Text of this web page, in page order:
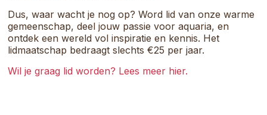
Dus, waar wacht je nog op? Word lid van onze warme
gemeenschap, deel jouw passie voor aquaria, en
ontdek een wereld vol inspiratie en kennis. Het
lidmaatschap bedraagt slechts €25 per jaar.
Wil je graag lid worden? Lees meer hier.